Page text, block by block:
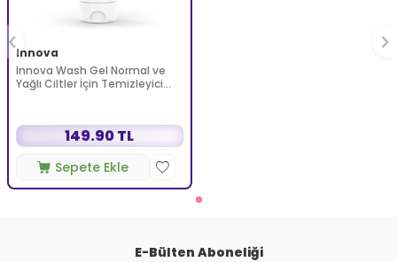
Innova
Innova Wash Gel Normal ve
Yağlı Ciltler İçin Temizleyici
149.90 TL
Sepete Ekle
E-Bülten Aboneliği